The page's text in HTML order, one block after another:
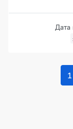
Дата
1